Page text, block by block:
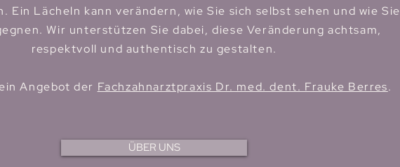
Ein Lächeln kann verändern, wie Sie sich selbst sehen und wie Sie
Wir unterstützen Sie dabei, diese Veränderung achtsam,
respektvoll und authentisch zu gestalten.
Angebot der Fachzahnarztpraxis Dr. med. dent. Frauke Berres.
ÜBER UNS